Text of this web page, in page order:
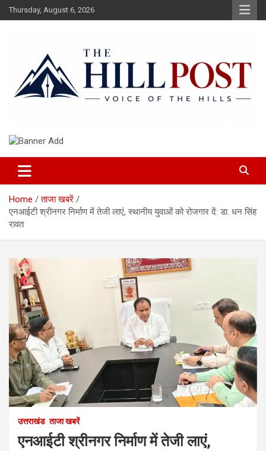
Skip
to
Thursday, August 6, 2026
The Hillpost
Home
ताजा खबरें
एनआईटी श्रीनगर निर्माण में तेजी लाएं, स्थानीय युवाओं को रोजगार दें: डा. धन सिंह
रावत
उत्तराखंड ताजा खबरें
एनआईटी श्रीनगर निर्माण में तेजी लाएं,